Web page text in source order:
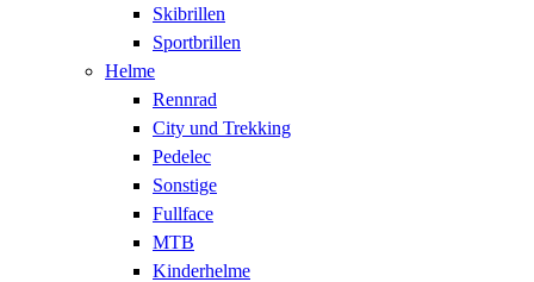
Skibrillen
Sportbrillen
Helme
Rennrad
City und Trekking
Pedelec
Sonstige
Fullface
MTB
Kinderhelme